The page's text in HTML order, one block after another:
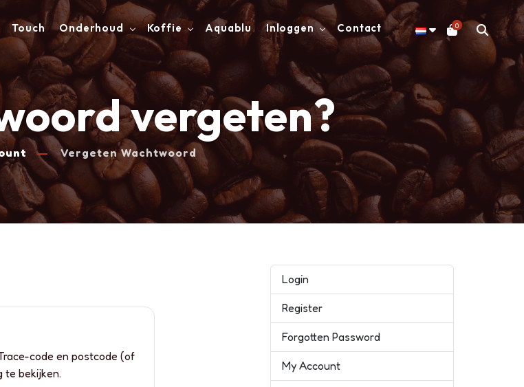
Touch Onderhoud Koffie Aquablu Inloggen Contact 0
vergeten?
Vergeten Wachtwoord
code en postcode (of
te bekijken.
Login
Register
Forgotten Password
My Account